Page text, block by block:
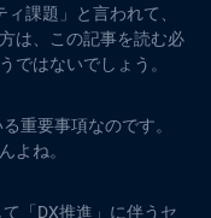
課題」と言われて、
は、この記事を読む必
ではないでしょう。
重要事項なのです。
よね。
「DX推進」に伴うセ